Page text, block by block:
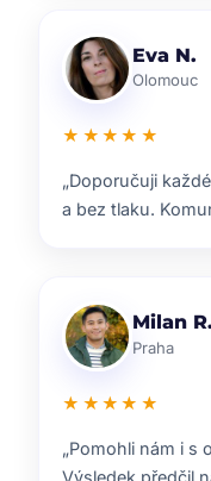
Lenka T.
Plzeň
★★★★★
„Velmi příjemná
vysvětlili a vždy
Ondřej
Liberec
★★★★★
„ZOO reality nám
navazujícím